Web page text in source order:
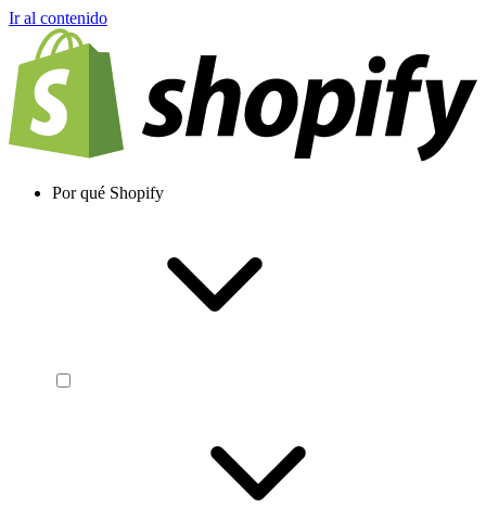
Ir al contenido
Por qué Shopify